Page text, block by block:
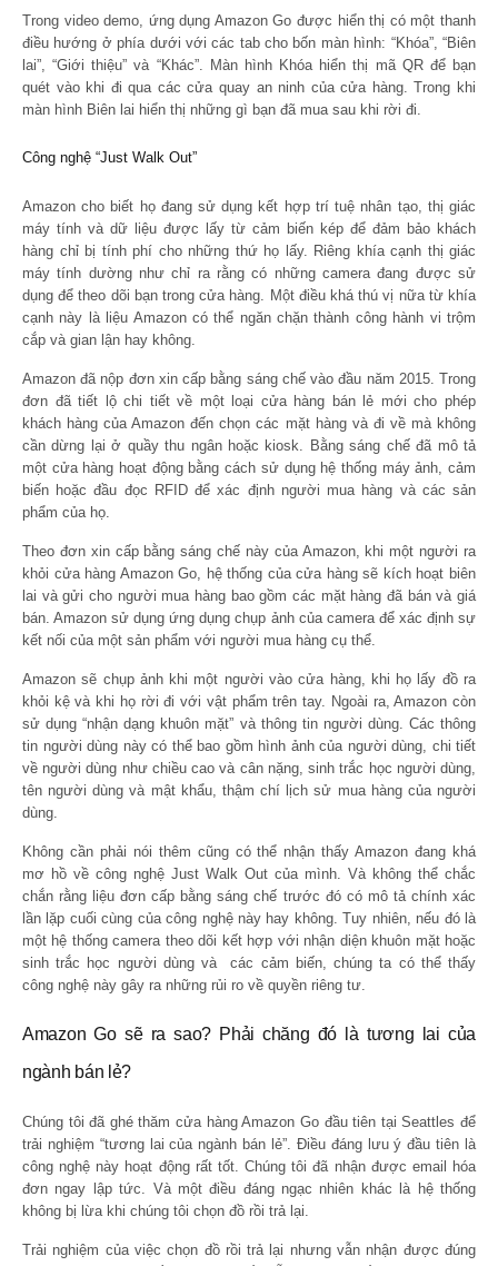
Trong video demo, ứng dụng Amazon Go được hiển thị có một thanh
điều hướng ở phía dưới với các tab cho bốn màn hình: “Khóa”, “Biên
lai”, “Giới thiệu” và “Khác”. Màn hình Khóa hiển thị mã QR để bạn
quét vào khi đi qua các cửa quay an ninh của cửa hàng. Trong khi
màn hình Biên lai hiển thị những gì bạn đã mua sau khi rời đi.
Công nghệ “Just Walk Out”
Amazon cho biết họ đang sử dụng kết hợp trí tuệ nhân tạo, thị giác
máy tính và dữ liệu được lấy từ cảm biến kép để đảm bảo khách
hàng chỉ bị tính phí cho những thứ họ lấy. Riêng khía cạnh thị giác
máy tính dường như chỉ ra rằng có những camera đang được sử
dụng để theo dõi bạn trong cửa hàng. Một điều khá thú vị nữa từ khía
cạnh này là liệu Amazon có thể ngăn chặn thành công hành vi trộm
cắp và gian lận hay không.
Amazon đã nộp đơn xin cấp bằng sáng chế vào đầu năm 2015. Trong
đơn đã tiết lộ chi tiết về một loại cửa hàng bán lẻ mới cho phép
khách hàng của Amazon đến chọn các mặt hàng và đi về mà không
cần dừng lại ở quầy thu ngân hoặc kiosk. Bằng sáng chế đã mô tả
một cửa hàng hoạt động bằng cách sử dụng hệ thống máy ảnh, cảm
biến hoặc đầu đọc RFID để xác định người mua hàng và các sản
phẩm của họ.
Theo đơn xin cấp bằng sáng chế này của Amazon, khi một người ra
khỏi cửa hàng Amazon Go, hệ thống của cửa hàng sẽ kích hoạt biên
lai và gửi cho người mua hàng bao gồm các mặt hàng đã bán và giá
bán. Amazon sử dụng ứng dụng chụp ảnh của camera để xác định sự
kết nối của một sản phẩm với người mua hàng cụ thể.
Amazon sẽ chụp ảnh khi một người vào cửa hàng, khi họ lấy đồ ra
khỏi kệ và khi họ rời đi với vật phẩm trên tay. Ngoài ra, Amazon còn
sử dụng “nhận dạng khuôn mặt” và thông tin người dùng. Các thông
tin người dùng này có thể bao gồm hình ảnh của người dùng, chi tiết
về người dùng như chiều cao và cân nặng, sinh trắc học người dùng,
tên người dùng và mật khẩu, thậm chí lịch sử mua hàng của người
dùng.
Không cần phải nói thêm cũng có thể nhận thấy Amazon đang khá
mơ hồ về công nghệ Just Walk Out của mình. Và không thể chắc
chắn rằng liệu đơn cấp bằng sáng chế trước đó có mô tả chính xác
lần lặp cuối cùng của công nghệ này hay không. Tuy nhiên, nếu đó là
một hệ thống camera theo dõi kết hợp với nhận diện khuôn mặt hoặc
sinh trắc học người dùng và các cảm biến, chúng ta có thể thấy
công nghệ này gây ra những rủi ro về quyền riêng tư.
Amazon Go sẽ ra sao? Phải chăng đó là tương lai của
ngành bán lẻ?
Chúng tôi đã ghé thăm cửa hàng Amazon Go đầu tiên tại Seattles để
trải nghiệm “tương lai của ngành bán lẻ”. Điều đáng lưu ý đầu tiên là
công nghệ này hoạt động rất tốt. Chúng tôi đã nhận được email hóa
đơn ngay lập tức. Và một điều đáng ngạc nhiên khác là hệ thống
không bị lừa khi chúng tôi chọn đồ rồi trả lại.
Trải nghiệm của việc chọn đồ rồi trả lại nhưng vẫn nhận được đúng